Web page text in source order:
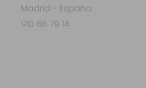
Madrid - España
910 66 79 14